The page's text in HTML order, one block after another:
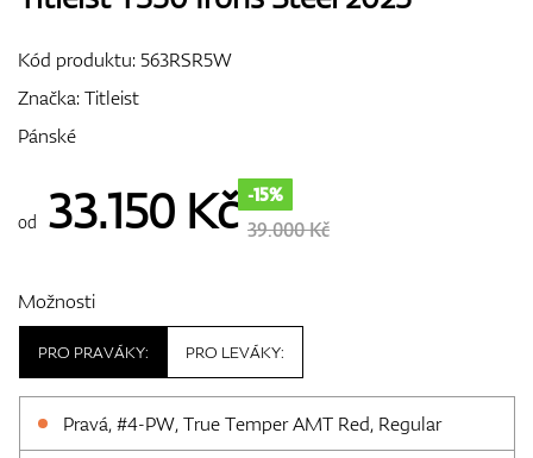
Dárkové poukazy
Kód produktu:563RSR5W
Značka:Titleist
Pánské
od 33.150 Kč -15%
39.000 Kč
Možnosti
PRO PRAVÁKY:
Pravá, #4-PW, True Temper AMT Red, Regular
PRO LEVÁKY: